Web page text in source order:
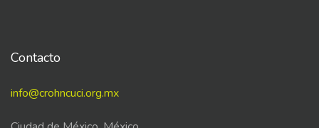
Contacto
info@crohncuci.org.mx